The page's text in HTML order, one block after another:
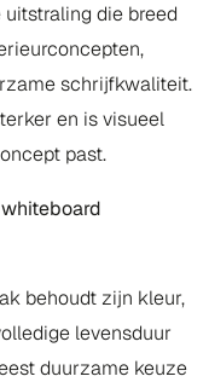
die breed
schrijfkwaliteit.
en is visueel
past.
behoudt zijn kleur,
levensduur
duurzame keuze